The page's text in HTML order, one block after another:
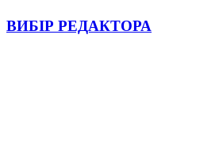
ВИБІР РЕДАКТОРА